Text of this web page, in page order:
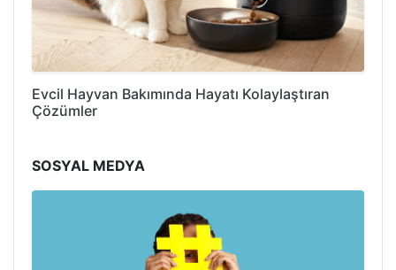
Evcil Hayvan Bakımında Hayatı Kolaylaştıran
Çözümler
SOSYAL MEDYA